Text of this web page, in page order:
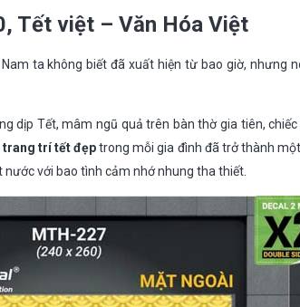
Tết việt – Văn Hóa Việt
ta không biết đã xuất hiện từ bao giờ,
dịp Tết, mâm ngũ quả trên bàn thờ gia tiên,
trang trí tết đẹptrong mỗi gia đình đã trở thành
nước với bao tình cảm nhớ nhung tha thiết.